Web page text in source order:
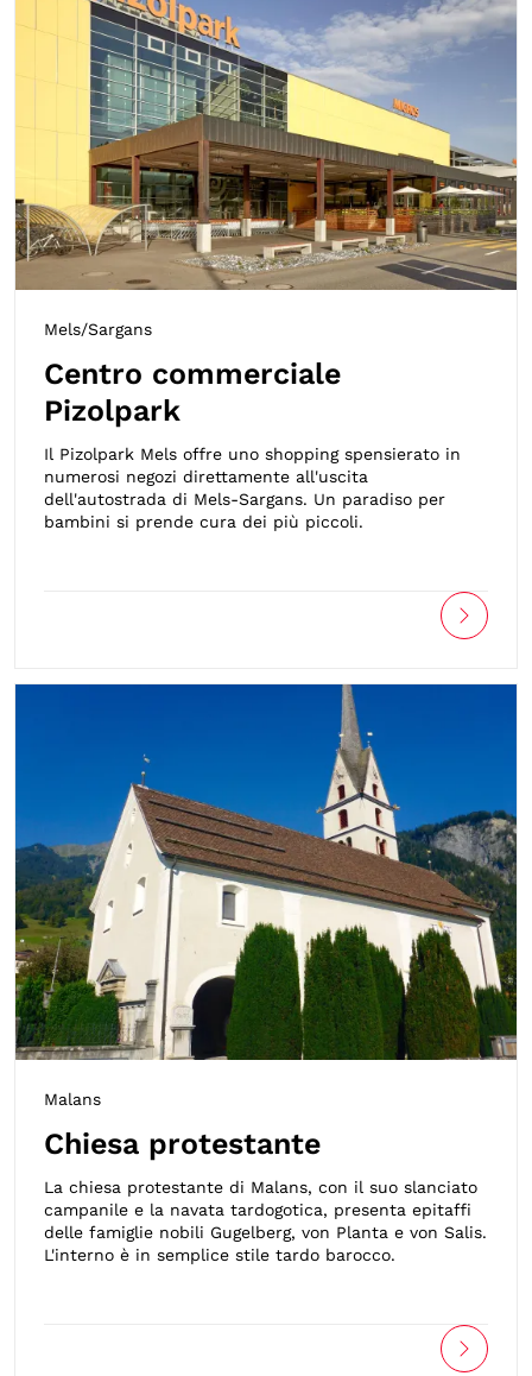
Mels/Sargans
Centro commerciale
Pizolpark
Il Pizolpark Mels offre uno shopping spensierato in
numerosi negozi direttamente all'uscita
dell'autostrada di Mels-Sargans. Un paradiso per
bambini si prende cura dei più piccoli.
Malans
Chiesa protestante
La chiesa protestante di Malans, con il suo slanciato
campanile e la navata tardogotica, presenta epitaffi
delle famiglie nobili Gugelberg, von Planta e von Salis.
L'interno è in semplice stile tardo barocco.